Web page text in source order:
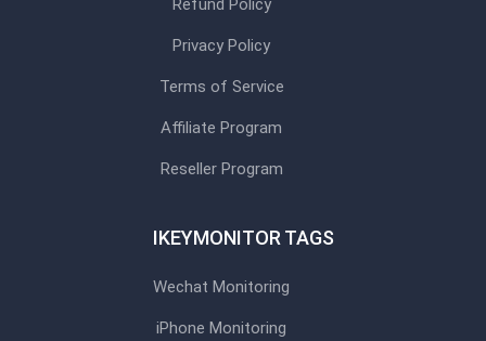
Refund Policy
Privacy Policy
Terms of Service
Affiliate Program
Reseller Program
IKEYMONITOR TAGS
Wechat Monitoring
iPhone Monitoring